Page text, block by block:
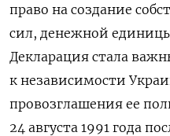
право на создание
сил, денежной
Декларация стала
к независимости
провозглашения ее
24 августа 1991 года